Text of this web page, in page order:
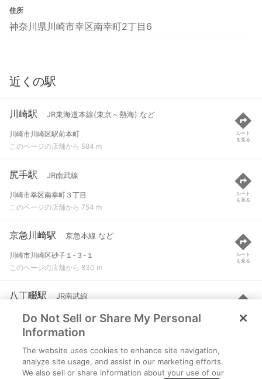
住所
神奈川県川崎市幸区南幸町2丁目6
近くの駅
川崎駅 JR東海道本線(東京～熱海) など
川崎市川崎区駅前本町
このページの店舗から 584 m
ルート
を見る
尻手駅 JR南武線
川崎市幸区南幸町３丁目
このページの店舗から 754 m
ルート
を見る
京急川崎駅 京急本線 など
川崎市川崎区砂子１-３-１
このページの店舗から 830 m
ルート
を見る
八丁畷駅 JR南武線
川崎市川崎区池田１丁目
このページの店舗から 1.2 km
ルート
を見る
八丁畷駅 京急本線
川崎市川崎区池田１丁目
Do Not Sell or Share My Personal
Information
The website uses cookies to enhance site navigation,
analyze site usage, and assist in our marketing efforts.
We also sell or share information about your use of our